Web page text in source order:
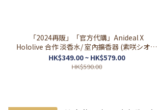
「2024再販」「官方代購」Anideal X
Hololive 合作 淡香水/ 室內擴香器 (紫咲シオン
🌙 / 兎田ぺこら👯‍♀️ / 沙花叉クロヱ🎣)
HK$349.00 ~ HK$579.00
HK$590.00